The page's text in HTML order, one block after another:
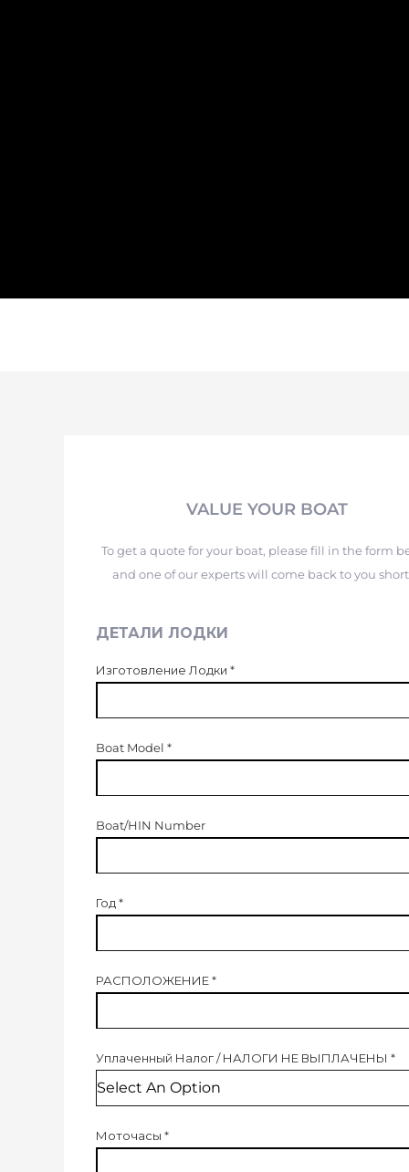
VALUE YOUR BOAT
To get a quote for your boat, please fill in the form
and one of our experts will come back to you
ДЕТАЛИ ЛОДКИ
Изготовление Лодки *
Boat Model *
Boat/HIN Number
Год *
РАСПОЛОЖЕНИЕ*
Уплаченный Налог/НАЛОГИ НЕ ВЫПЛАЧЕНЫ *
Моточасы *